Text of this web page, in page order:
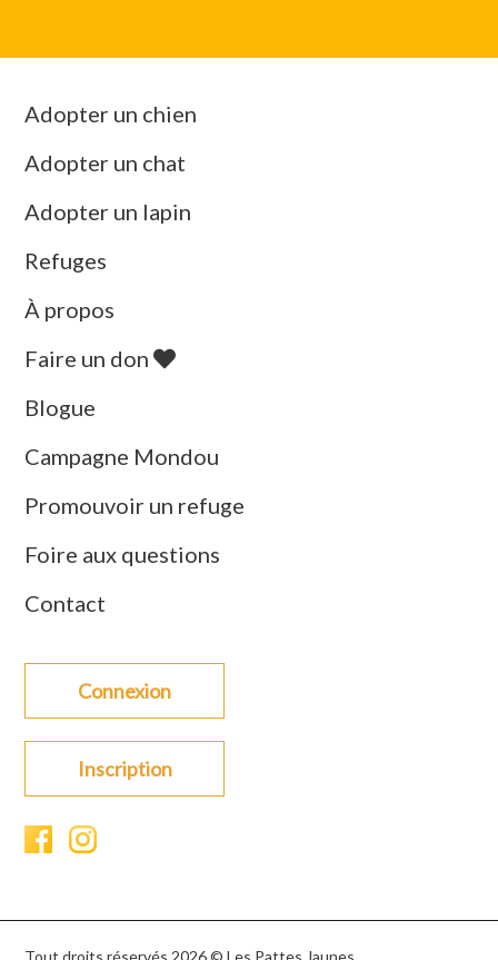
Adopter un chien
Adopter un chat
Adopter un lapin
Refuges
À propos
Faire un don
Blogue
Campagne Mondou
Promouvoir un refuge
Foire aux questions
Contact
Connexion
Inscription
Tout droits réservés 2026 © Les Pattes Jaunes